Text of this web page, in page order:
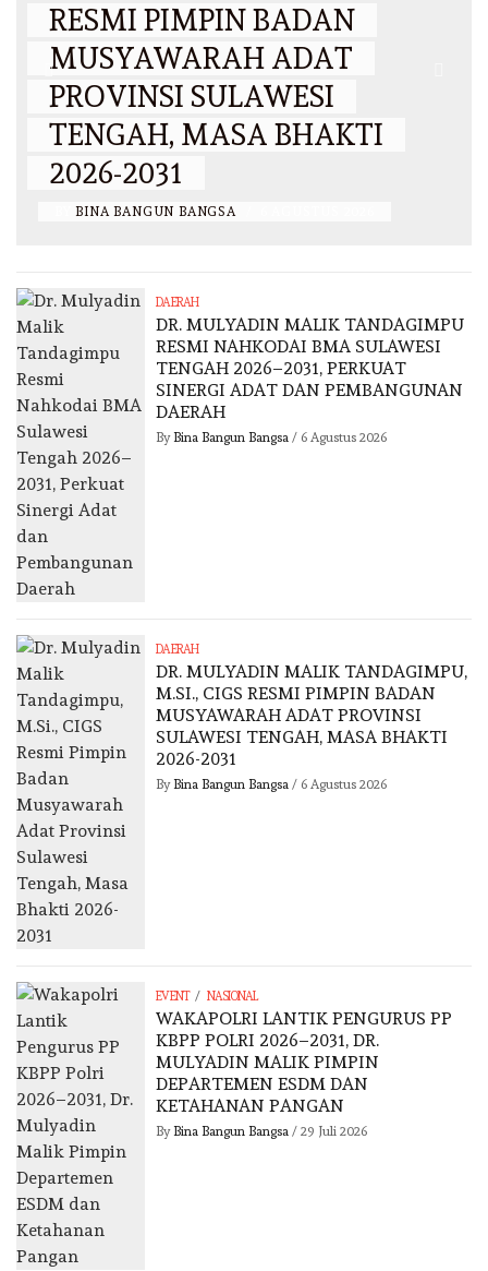
RESMI PIMPIN BADAN
MUSYAWARAH ADAT
PROVINSI SULAWESI
TENGAH, MASA BHAKTI
2026-2031
BINA BANGUN BANGSA
DAERAH
DR. MULYADIN MALIK TANDAGIMPU
RESMI NAHKODAI BMA SULAWESI
TENGAH 2026–2031, PERKUAT
SINERGI ADAT DAN PEMBANGUNAN
DAERAH
By Bina Bangun Bangsa / 6 Agustus 2026
DAERAH
DR. MULYADIN MALIK TANDAGIMPU,
M.SI., CIGS RESMI PIMPIN BADAN
MUSYAWARAH ADAT PROVINSI
SULAWESI TENGAH, MASA BHAKTI
2026-2031
By Bina Bangun Bangsa / 6 Agustus 2026
EVENT / NASIONAL
WAKAPOLRI LANTIK PENGURUS PP
KBPP POLRI 2026–2031, DR.
MULYADIN MALIK PIMPIN
DEPARTEMEN ESDM DAN
KETAHANAN PANGAN
By Bina Bangun Bangsa / 29 Juli 2026